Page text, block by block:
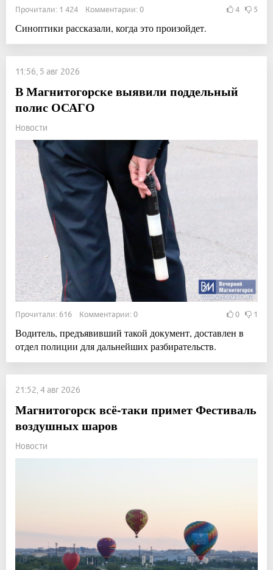
Прочитали: 1 424 Комментарии: 0 4 5
Синоптики рассказали, когда это произойдет.
11:56, 5 авг 2026
В Магнитогорске выявили поддельный
полис ОСАГО
Новости
Прочитали: 616 Комментарии: 0 0 1
Водитель, предъявивший такой документ, доставлен в
отдел полиции для дальнейших разбирательств.
21:52, 4 авг 2026
Магнитогорск всё-таки примет Фестиваль
воздушных шаров
Новости